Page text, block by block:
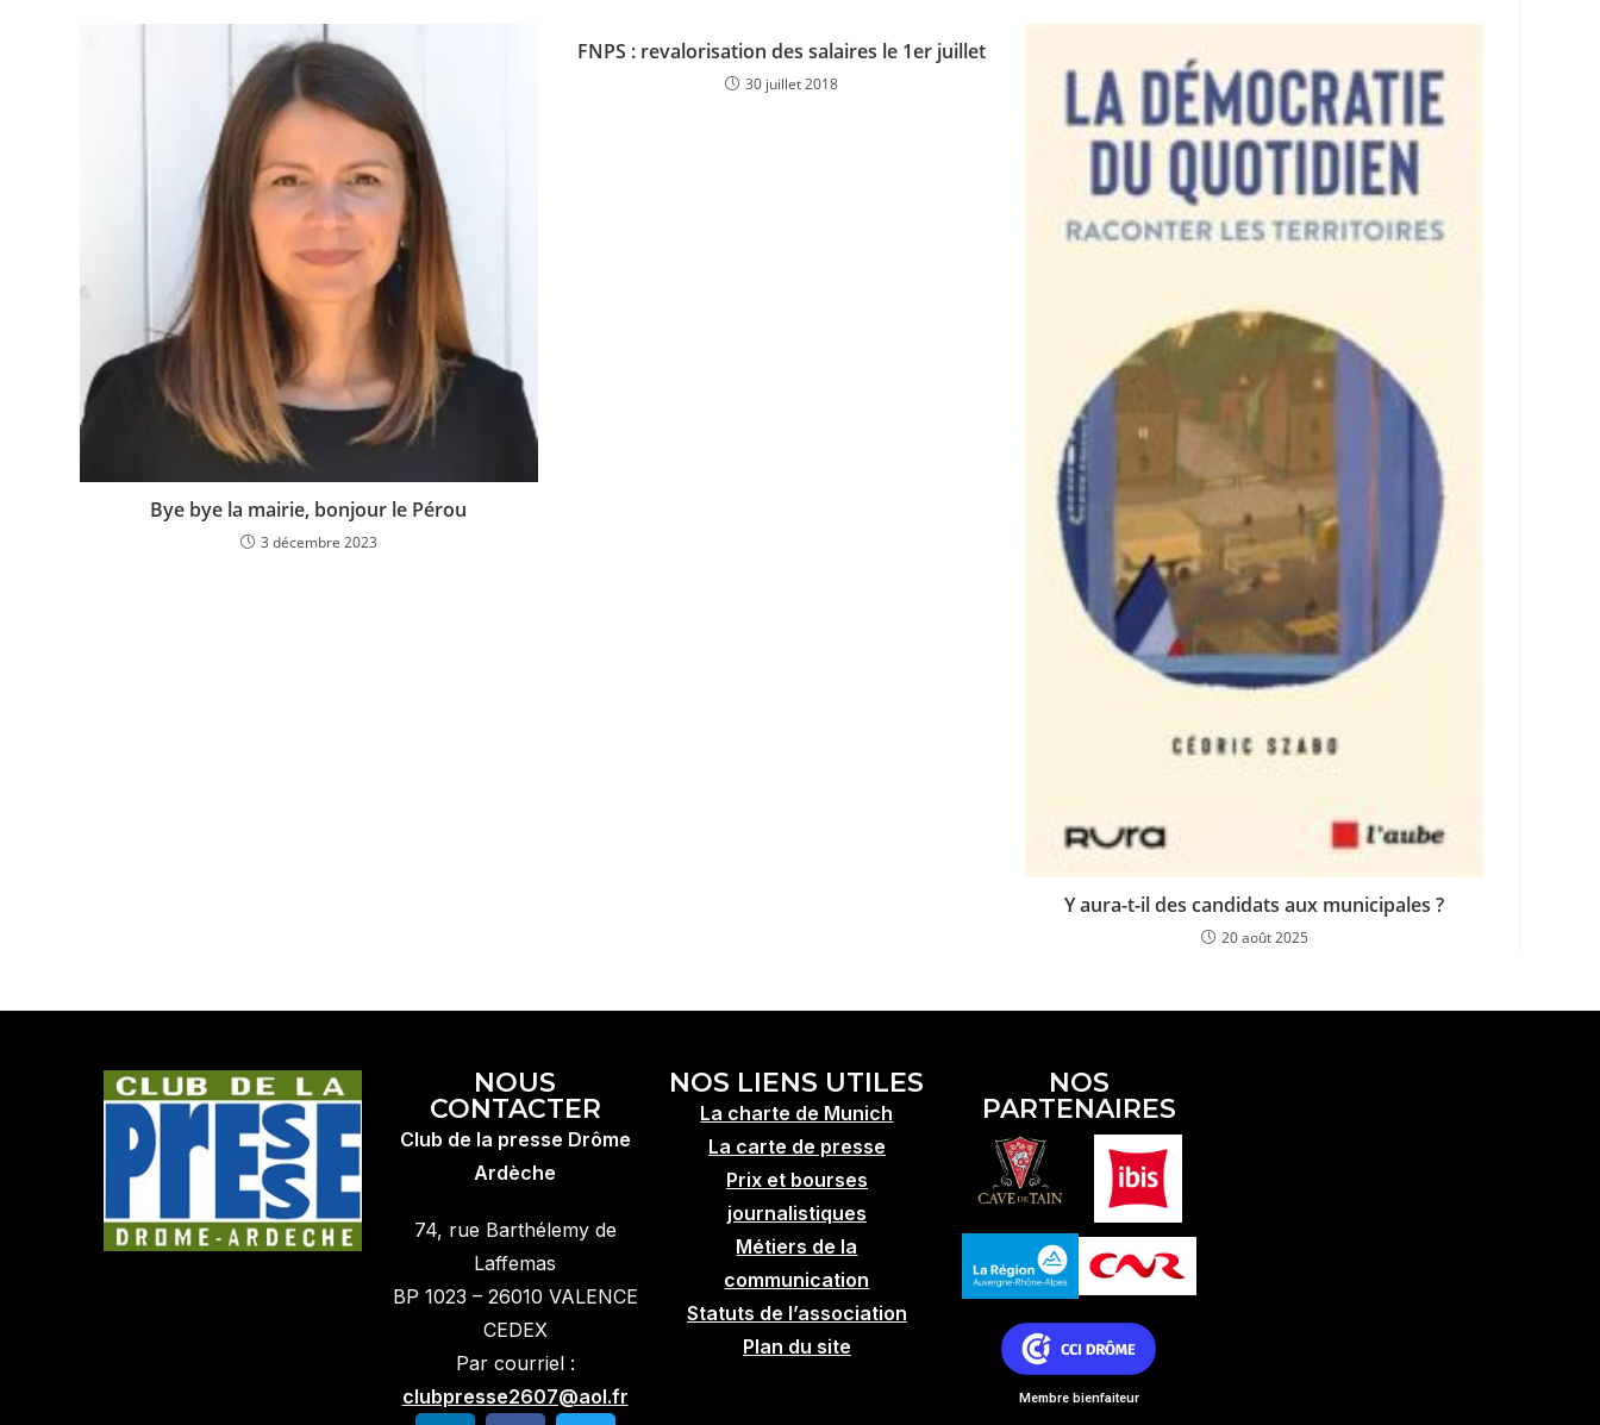
Bye bye la mairie, bonjour le Pérou
3 décembre 2023
FNPS : revalorisation des salaires le 1er juillet
30 juillet 2018
Y aura-t-il des candidats aux municipales ?
20 août 2025
NOUS
CONTACTER
Club de la presse Drôme
Ardèche
74, rue Barthélemy de
Laffemas
BP 1023 – 26010 VALENCE
CEDEX
Par courriel :
clubpresse2607@aol.fr
NOS LIENS UTILES
La charte de Munich
La carte de presse
Prix et bourses
journalistiques
Métiers de la
communication
Statuts de l’association
Plan du site
NOS
PARTENAIRES
Membre bienfaiteur